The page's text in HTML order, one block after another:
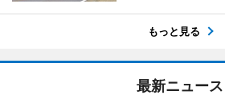
もっと見る
最新ニュース